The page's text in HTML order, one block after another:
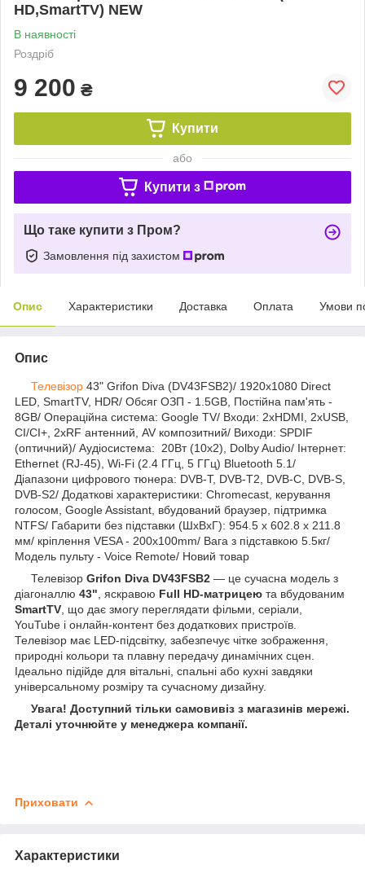
HD,SmartTV) NEW
В наявності
Роздріб
9 200 ₴
Купити
або
Купити з
Що таке купити з Пром?
Замовлення під захистом
Опис Характеристики Доставка Оплата Умови
Опис
Телевізор 43" Grifon Diva (DV43FSB2)/ 1920x1080 Direct
LED, SmartTV, HDR/ Обсяг ОЗП - 1.5GB, Постійна пам'ять -
8GB/ Операційна система: Google TV/ Входи: 2xHDMI, 2хUSB,
CI/CI+, 2хRF антенний, AV композитний/ Виходи: SPDIF
(оптичний)/ Аудіосистема: 20Вт (10х2), Dolby Audio/ Інтернет:
Ethernet (RJ-45), Wi-Fi (2.4 ГГц, 5 ГГц) Bluetooth 5.1/
Діапазони цифрового тюнера: DVB-T, DVB-T2, DVB-C, DVB-S,
DVB-S2/ Додаткові характеристики: Chromecast, керування
голосом, Google Assistant, вбудований браузер, підтримка
NTFS/ Габарити без підставки (ШхВхГ): 954.5 х 602.8 х 211.8
мм/ кріплення VESA - 200x100mm/ Вага з підставкою 5.5кг/
Модель пульту - Voice Remote/ Новий товар
Телевізор Grifon Diva DV43FSB2 — це сучасна модель з
діагоналлю 43" , яскравою Full HD-матрицею та вбудованим
SmartTV , що дає змогу переглядати фільми, серіали,
YouTube і онлайн-контент без додаткових пристроїв.
Телевізор має LED-підсвітку, забезпечує чітке зображення,
природні кольори та плавну передачу динамічних сцен.
Ідеально підійде для вітальні, спальні або кухні завдяки
універсальному розміру та сучасному дизайну.
Увага! Доступний тільки самовивіз з магазинів мережі.
Деталі уточнюйте у менеджера компанії.
Приховати
Характеристики